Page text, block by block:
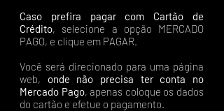
Caso prefira pagar com Cartão de
Crédito, selecione a opção MERCADO
PAGO, e clique em PAGAR.
Você será direcionado para uma página
web, onde não precisa ter conta no
Mercado Pago, apenas coloque os dados
do cartão e efetue o pagamento.